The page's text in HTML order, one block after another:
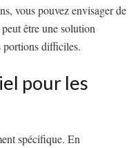
vous pouvez envisager de
être une solution
portions difficiles.
pour les
spécifique. En